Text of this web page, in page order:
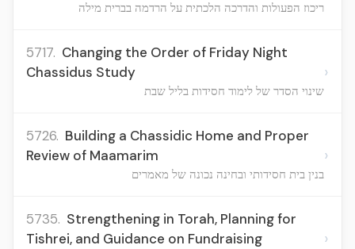
ריכוז הפעולות והדרכה הלכתית על הרדמה בברית מילה
5717. Changing the Order of Friday Night
Chassidus Study
שינוי הסדר של לימוד חסידות בליל שבת
›
5726. Building a Chassidic Home and Proper
Review of Maamarim
בנין בית חסידותי ובחינה נכונה של מאמרים
›
5735. Strengthening in Torah, Planning for
Tishrei, and Guidance on Fundraising
›